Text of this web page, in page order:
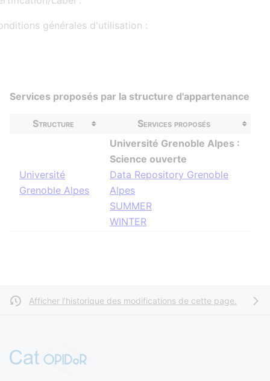
générales d'utilisation :
Services proposés par la structure d'appartenance
Structure Services proposés
Université
Grenoble Alpes
Université Grenoble Alpes :
Science ouverte
Data Repository Grenoble
Alpes
SUMMER
WINTER
Afficher l’historique des modifications de cette page.